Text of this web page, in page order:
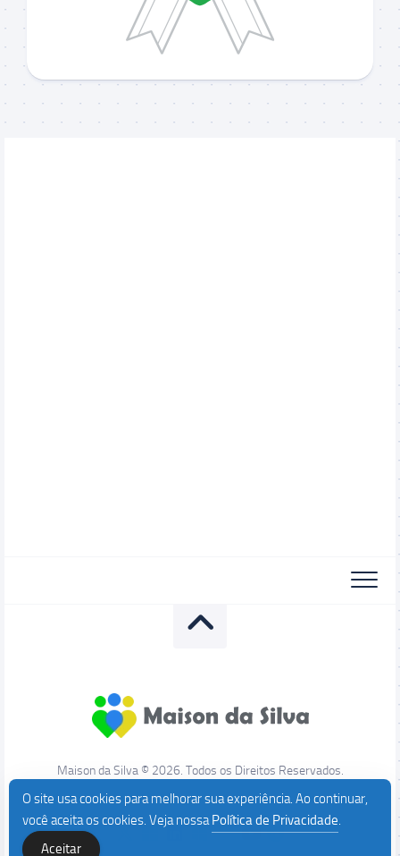
Maison da Silva © 2026. Todos os Direitos Reservados.
O site usa cookies para melhorar sua experiência. Ao continuar,
você aceita os cookies. Veja nossaPolítica de Privacidade.
Aceitar